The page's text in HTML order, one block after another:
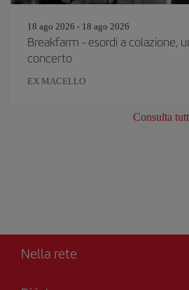
18 ago 2026 - 18 ago 2026
Breakfarm - esordi a colazione,
concerto
EX MACELLO
Consulta
Nella rete